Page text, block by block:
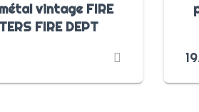
vintage FIRE
FIRE DEPT